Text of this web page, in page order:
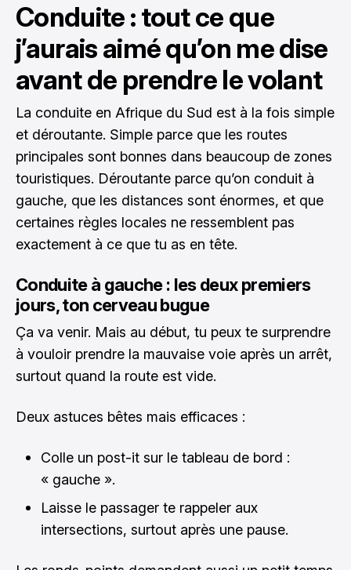
Conduite : tout ce que
j’aurais aimé qu’on me dise
avant de prendre le volant
La conduite en Afrique du Sud est à la fois simple
et déroutante. Simple parce que les routes
principales sont bonnes dans beaucoup de zones
touristiques. Déroutante parce qu’on conduit à
gauche, que les distances sont énormes, et que
certaines règles locales ne ressemblent pas
exactement à ce que tu as en tête.
Conduite à gauche : les deux premiers
jours, ton cerveau bugue
Ça va venir. Mais au début, tu peux te surprendre
à vouloir prendre la mauvaise voie après un arrêt,
surtout quand la route est vide.
Deux astuces bêtes mais efficaces :
Colle un post-it sur le tableau de bord :
« gauche ».
Laisse le passager te rappeler aux
intersections, surtout après une pause.